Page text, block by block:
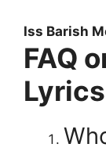
Iss Barish
FAQ
Lyrics